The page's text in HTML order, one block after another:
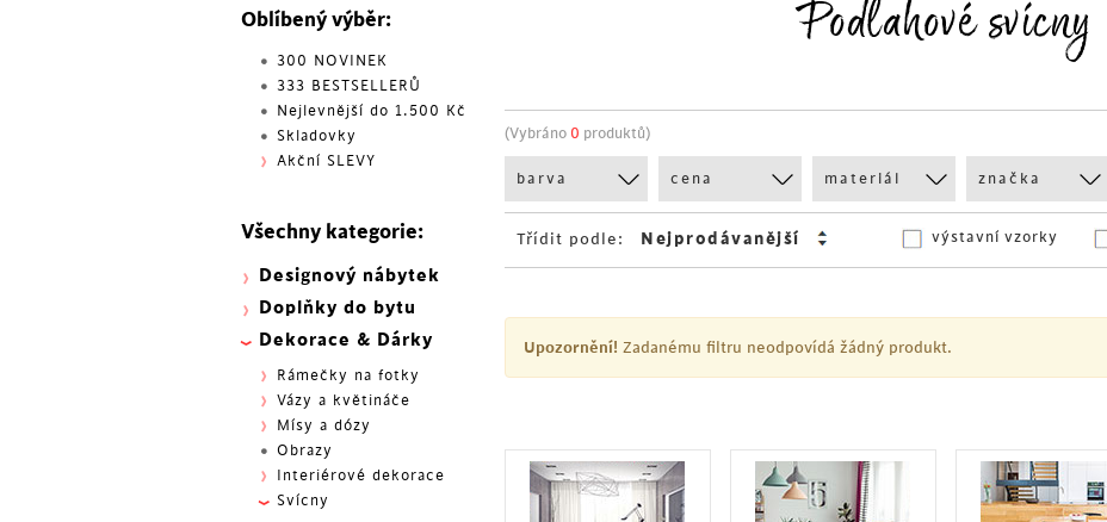
Podlahové svícny
(Vybráno 0 produktů)
barva cena materiál značka
Třídit podle: výstavní vzorky
Upozornění! Zadanému filtru neodpovídá žádný produkt.
Oblíbený výběr:
300 NOVINEK
333 BESTSELLERŮ
Nejlevnější do 1.500 Kč
Skladovky
Akční SLEVY
Všechny kategorie:
Designový nábytek
Doplňky do bytu
Dekorace & Dárky
Rámečky na fotky
Vázy a květináče
Mísy a dózy
Obrazy
Interiérové dekorace
Svícny